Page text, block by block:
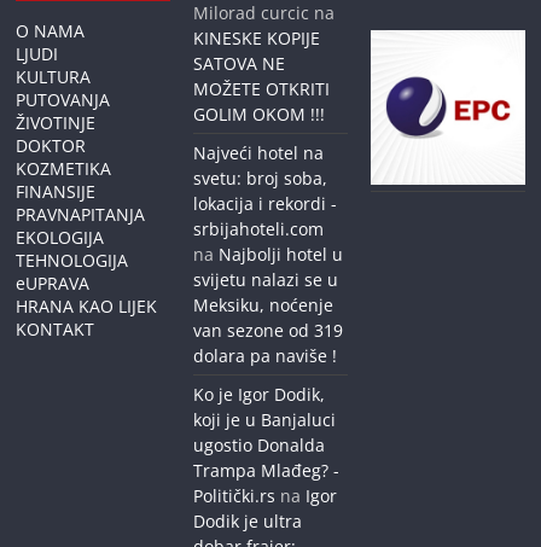
O NAMA
LJUDI
KULTURA
PUTOVANJA
ŽIVOTINJE
DOKTOR
KOZMETIKA
FINANSIJE
PRAVNAPITANJA
EKOLOGIJA
TEHNOLOGIJA
eUPRAVA
HRANA KAO LIJEK
KONTAKT
Milorad curcic na
KINESKE KOPIJE
SATOVA NE
MOŽETE OTKRITI
GOLIM OKOM !!!
Najveći hotel na
svetu: broj soba,
lokacija i rekordi -
srbijahoteli.com
na Najbolji hotel u
svijetu nalazi se u
Meksiku, noćenje
van sezone od 319
dolara pa naviše !
Ko je Igor Dodik,
koji je u Banjaluci
ugostio Donalda
Trampa Mlađeg? -
Politički.rs na Igor
Dodik je ultra